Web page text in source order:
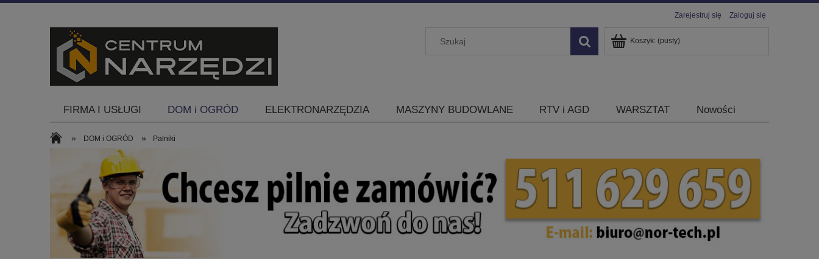
Zarejestruj się Zaloguj się
Koszyk: (pusty)
FIRMA I USŁUGI DOM i OGRÓD ELEKTRONARZĘDZIA MASZYNY BUDOWLANE RTV i AGD WARSZTAT Nowości
» DOM i OGRÓD » Palniki